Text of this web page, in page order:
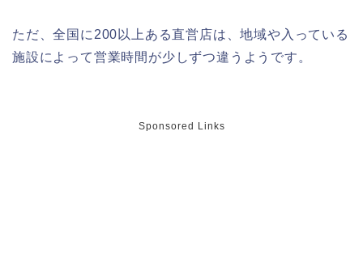
上田城桜祭り2026屋台・出店まとめ!
ただ、全国に200以上ある直営店は、地域や入っている
施設によって営業時間が少しずつ違うようです。
Sponsored Links